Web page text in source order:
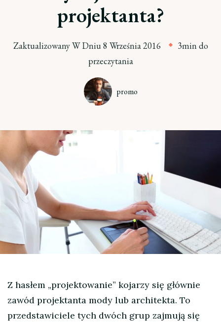
projektanta?
Zaktualizowany W Dniu8 Września 2016
3min do
przeczytania
promo
Z hasłem „projektowanie” kojarzy się głównie
zawód projektanta mody lub architekta. To
przedstawiciele tych dwóch grup zajmują się